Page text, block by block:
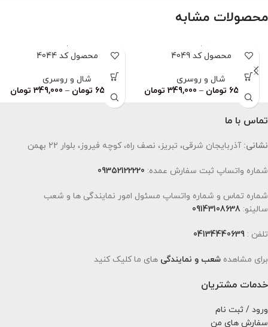
محصولات مشابه
محصول کد 4049
شال و روسری
659,000 تومان –
349,000 تومان
محصول کد 4044
شال و روسری
659,000 تومان –
349,000 تومان
تماس با ما
نشانی: آذربایجان شرقی، تبریز، نصف راه، کوچه فیروز، بلوار 22 بهمن
شماره واتساپ ثبت سفارش عمده: 09352122220
شماره تماس و شماره واتساپ مسئول امور نمایندگی ها و شعب
سالینو: 09143108638
تلفن : 04134440639
برای مشاهده شعب و نمایندگی های ما کلیک کنید
خدمات مشتریان
ورود / ثبت نام
سفارش های من